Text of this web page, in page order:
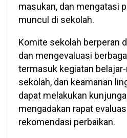
masukan, dan mengatasi
muncul di sekolah.
Komite sekolah berperan
dan mengevaluasi
termasuk kegiatan
sekolah, dan keamanan
dapat melakukan
mengadakan rapat
rekomendasi perbaikan.